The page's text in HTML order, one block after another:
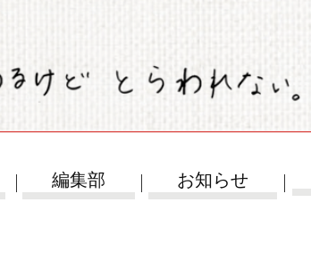
編集部 お知らせ